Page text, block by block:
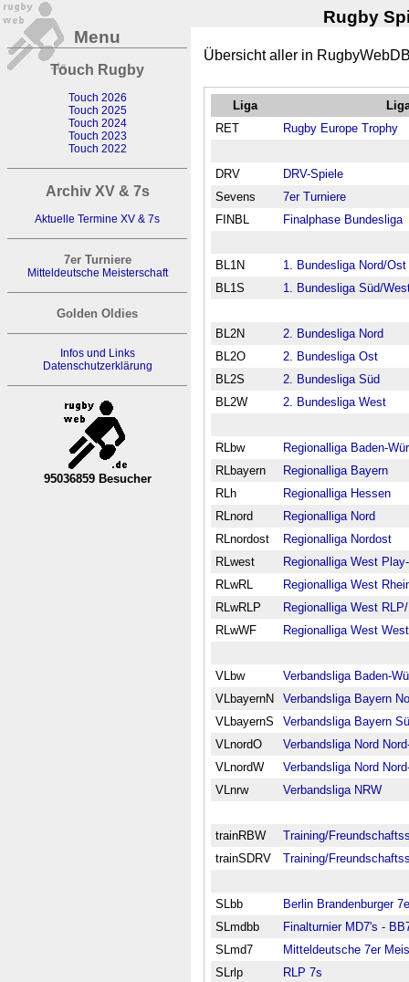
Rugby
Menu
Touch Rugby
Touch 2026
Touch 2025
Touch 2024
Touch 2023
Touch 2022
Archiv XV & 7s
Aktuelle Termine XV & 7s
7er Turniere
Mitteldeutsche Meisterschaft
Golden Oldies
Infos und Links
Datenschutzerklärung
95036859 Besucher
Übersicht aller in
Liga
RET
Rugby Europe Trophy
DRV
DRV-Spiele
Sevens
7er Turniere
FINBL
Finalphase Bundesliga
BL1N
1. Bundesliga Nord/Ost
BL1S
1. Bundesliga Süd/
BL2N
2. Bundesliga Nord
BL2O
2. Bundesliga Ost
BL2S
2. Bundesliga Süd
BL2W
2. Bundesliga West
RLbw
Regionalliga Baden-
RLbayern
Regionalliga Bayern
RLh
Regionalliga Hessen
RLnord
Regionalliga Nord
RLnordost
Regionalliga Nordost
RLwest
Regionalliga West
RLwRL
Regionalliga West
RLwRLP
Regionalliga West
RLwWF
Regionalliga West
VLbw
Verbandsliga Baden-
VLbayernN
Verbandsliga Bayern
VLbayernS
Verbandsliga Bayern
VLnordO
Verbandsliga Nord
VLnordW
Verbandsliga Nord
VLnrw
Verbandsliga NRW
trainRBW
Training/
trainSDRV
Training/
SLbb
Berlin Brandenburger
SLmdbb
Finalturnier MD7's -
SLmd7
Mitteldeutsche 7er
SLrlp
RLP 7s